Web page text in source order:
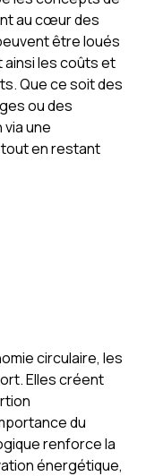
au cœur des
être loués
les coûts et
Que ce soit des
ou des
une
en restant
circulaire, les
Elles créent
du
renforce la
énergétique,